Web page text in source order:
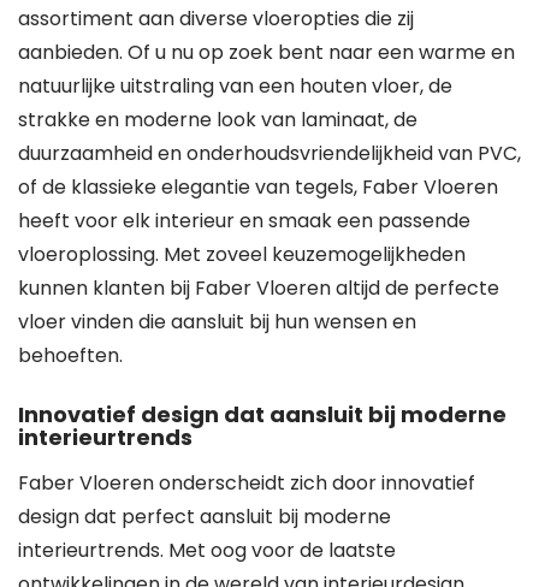
assortiment aan diverse vloeropties die zij
aanbieden. Of u nu op zoek bent naar een warme en
natuurlijke uitstraling van een houten vloer, de
strakke en moderne look van laminaat, de
duurzaamheid en onderhoudsvriendelijkheid van PVC,
of de klassieke elegantie van tegels, Faber Vloeren
heeft voor elk interieur en smaak een passende
vloeroplossing. Met zoveel keuzemogelijkheden
kunnen klanten bij Faber Vloeren altijd de perfecte
vloer vinden die aansluit bij hun wensen en
behoeften.
Innovatief design dat aansluit bij moderne
interieurtrends
Faber Vloeren onderscheidt zich door innovatief
design dat perfect aansluit bij moderne
interieurtrends. Met oog voor de laatste